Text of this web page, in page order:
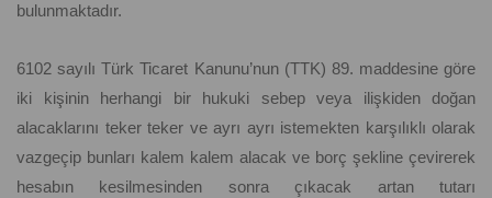
bulunmaktadır.
6102 sayılı Türk Ticaret Kanunu’nun (TTK) 89. maddesine göre
iki kişinin herhangi bir hukuki sebep veya ilişkiden doğan
alacaklarını teker teker ve ayrı ayrı istemekten karşılıklı olarak
vazgeçip bunları kalem kalem alacak ve borç şekline çevirerek
hesabın kesilmesinden sonra çıkacak artan tutarı